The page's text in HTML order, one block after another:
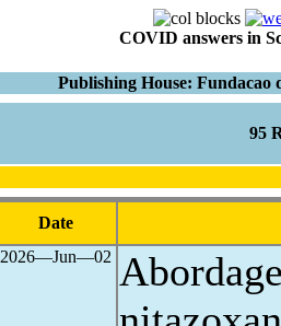
COVID answers in
Publishing House: Fundacao
95
Date
2026―Jun―02